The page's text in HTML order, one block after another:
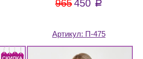
965450 a
Артикул: П-475